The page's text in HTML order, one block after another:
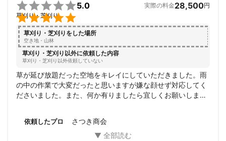


5.0
草刈り・芝刈り
実際の料金28,500円
草刈り・芝刈りをした場所
空き地・山林
草刈り・芝刈り以外に依頼した内容
草刈り・芝刈り以外依頼していない
草が延び放題だった空地をキレイにしていただきました。雨
の中の作業で大変だったと思いますが嫌な顔せず対応してく
ださいました。また、何か有りましたら宜しくお願いしま
依頼したプロ さつき商会